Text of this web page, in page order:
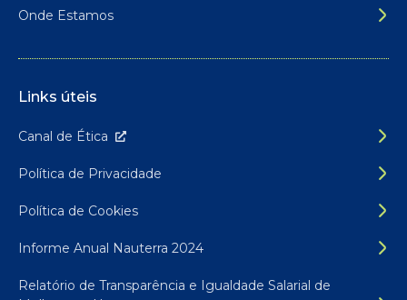
Onde Estamos
Links úteis
Canal de Ética
Política de Privacidade
Política de Cookies
Informe Anual Nauterra 2024
Relatório de Transparência e Igualdade Salarial de